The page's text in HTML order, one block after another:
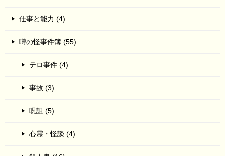
仕事と能力 (4)
噂の怪事件簿 (55)
テロ事件 (4)
事故 (3)
呪詛 (5)
心霊・怪談 (4)